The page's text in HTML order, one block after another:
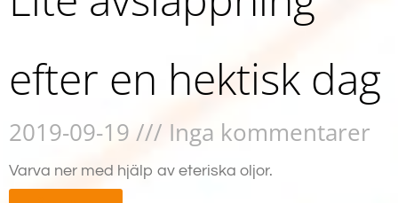
efter en hektisk dag
2019-09-19 Inga kommentarer
Varva ner med hjälp av eteriska oljor.